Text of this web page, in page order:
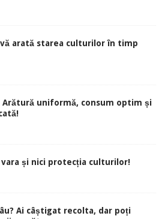
arată starea culturilor în timp
– Arătură uniformă, consum optim și
vara și nici protecția culturilor!
Ai câștigat recolta, dar poți